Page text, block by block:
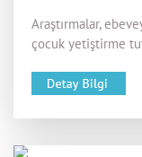
Araştırmalar,
çocuk yetiştirme